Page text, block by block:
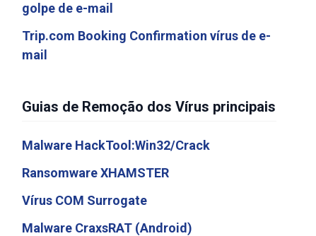
golpe de e-mail
Trip.com Booking Confirmation vírus de e-
mail
Guias de Remoção dos Vírus principais
Malware HackTool:Win32/Crack
Ransomware XHAMSTER
Vírus COM Surrogate
Malware CraxsRAT (Android)